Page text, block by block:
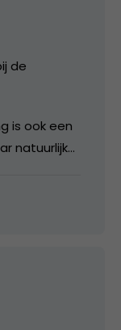
de
is ook een
natuurlijk…